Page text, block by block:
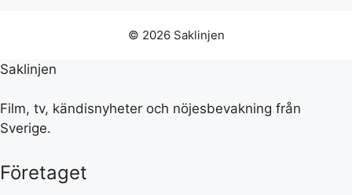
© 2026 Saklinjen
Saklinjen
Film, tv, kändisnyheter och nöjesbevakning från
Sverige.
Företaget